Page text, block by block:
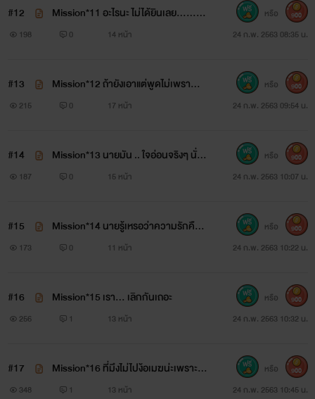
#12
Mission*11 อะไรนะ ไม่ได้ยินเลย......คิ
ดถึง
198 0 14 หน้า 24 ก.พ. 2563 08:35 น.
หรือ 900
#13
Mission*12 ถ้ายังเอาแต่พูดไม่เพรา
ะ...... ท็อปจะทำแบบนั้นอีกนะเมฆ
215 0 17 หน้า 24 ก.พ. 2563 09:54 น.
หรือ 900
#14
Mission*13 นายมัน .. ใจอ่อนจริงๆ นั่นแ
หละ.....
187 0 15 หน้า 24 ก.พ. 2563 10:07 น.
หรือ 900
#15
Mission*14 นายรู้เหรอว่าความรักคืออ
ะไร…..ฉันว่าฉันรู้นะ
173 0 11 หน้า 24 ก.พ. 2563 10:22 น.
หรือ 900
#16 Mission*15 เรา... เลิกกันเถอะ
256 1 13 หน้า 24 ก.พ. 2563 10:32 น.
หรือ 900
#17
Mission*16 ที่มึงไม่ไปง้อเมฆน่ะเพราะไท
ม์งั้นเหรอ!?
348 1 13 หน้า 24 ก.พ. 2563 10:45 น.
หรือ 900